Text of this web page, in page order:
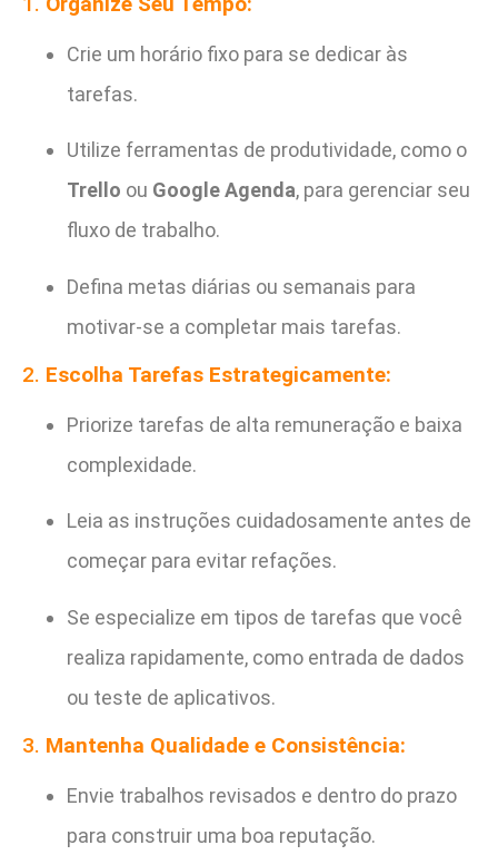
Crie um horário fixo para se dedicar às
tarefas.
Utilize ferramentas de produtividade, como o
Trello ou Google Agenda, para gerenciar seu
fluxo de trabalho.
Defina metas diárias ou semanais para
motivar-se a completar mais tarefas.
2. Escolha Tarefas Estrategicamente:
Priorize tarefas de alta remuneração e baixa
complexidade.
Leia as instruções cuidadosamente antes de
começar para evitar refações.
Se especialize em tipos de tarefas que você
realiza rapidamente, como entrada de dados
ou teste de aplicativos.
3. Mantenha Qualidade e Consistência:
Envie trabalhos revisados e dentro do prazo
para construir uma boa reputação.